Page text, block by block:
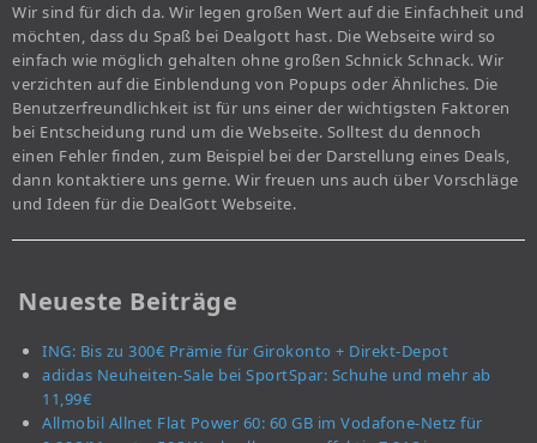
Wir sind für dich da. Wir legen großen Wert auf die Einfachheit und
möchten, dass du Spaß bei Dealgott hast. Die Webseite wird so
einfach wie möglich gehalten ohne großen Schnick Schnack. Wir
verzichten auf die Einblendung von Popups oder Ähnliches. Die
Benutzerfreundlichkeit ist für uns einer der wichtigsten Faktoren
bei Entscheidung rund um die Webseite. Solltest du dennoch
einen Fehler finden, zum Beispiel bei der Darstellung eines Deals,
dann kontaktiere uns gerne. Wir freuen uns auch über Vorschläge
und Ideen für die DealGott Webseite.
Neueste Beiträge
ING: Bis zu 300€ Prämie für Girokonto + Direkt-Depot
adidas Neuheiten-Sale bei SportSpar: Schuhe und mehr ab
11,99€
Allmobil Allnet Flat Power 60: 60 GB im Vodafone-Netz für